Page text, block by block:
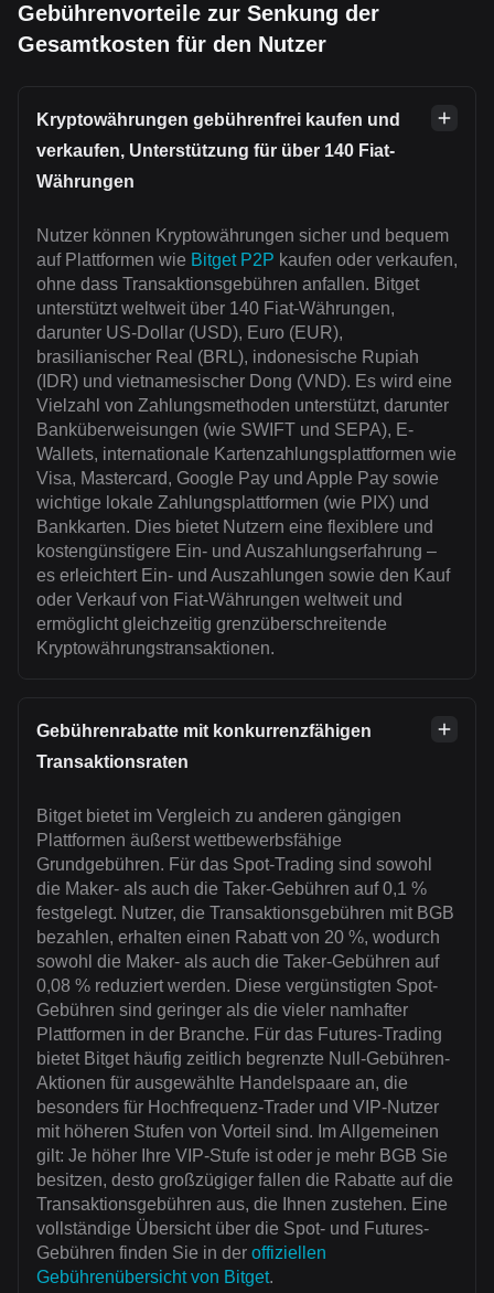
Gebührenvorteile zur Senkung der
Gesamtkosten für den Nutzer
Kryptowährungen gebührenfrei kaufen und
verkaufen, Unterstützung für über 140 Fiat-
Währungen
Nutzer können Kryptowährungen sicher und bequem
auf Plattformen wie Bitget P2P kaufen oder verkaufen,
ohne dass Transaktionsgebühren anfallen. Bitget
unterstützt weltweit über 140 Fiat-Währungen,
darunter US-Dollar (USD), Euro (EUR),
brasilianischer Real (BRL), indonesische Rupiah
(IDR) und vietnamesischer Dong (VND). Es wird eine
Vielzahl von Zahlungsmethoden unterstützt, darunter
Banküberweisungen (wie SWIFT und SEPA), E-
Wallets, internationale Kartenzahlungsplattformen wie
Visa, Mastercard, Google Pay und Apple Pay sowie
wichtige lokale Zahlungsplattformen (wie PIX) und
Bankkarten. Dies bietet Nutzern eine flexiblere und
kostengünstigere Ein- und Auszahlungserfahrung –
es erleichtert Ein- und Auszahlungen sowie den Kauf
oder Verkauf von Fiat-Währungen weltweit und
ermöglicht gleichzeitig grenzüberschreitende
Kryptowährungstransaktionen.
Gebührenrabatte mit konkurrenzfähigen
Transaktionsraten
Bitget bietet im Vergleich zu anderen gängigen
Plattformen äußerst wettbewerbsfähige
Grundgebühren. Für das Spot-Trading sind sowohl
die Maker- als auch die Taker-Gebühren auf 0,1 %
festgelegt. Nutzer, die Transaktionsgebühren mit BGB
bezahlen, erhalten einen Rabatt von 20 %, wodurch
sowohl die Maker- als auch die Taker-Gebühren auf
0,08 % reduziert werden. Diese vergünstigten Spot-
Gebühren sind geringer als die vieler namhafter
Plattformen in der Branche. Für das Futures-Trading
bietet Bitget häufig zeitlich begrenzte Null-Gebühren-
Aktionen für ausgewählte Handelspaare an, die
besonders für Hochfrequenz-Trader und VIP-Nutzer
mit höheren Stufen von Vorteil sind. Im Allgemeinen
gilt: Je höher Ihre VIP-Stufe ist oder je mehr BGB Sie
besitzen, desto großzügiger fallen die Rabatte auf die
Transaktionsgebühren aus, die Ihnen zustehen. Eine
vollständige Übersicht über die Spot- und Futures-
Gebühren finden Sie in der offiziellen
Gebührenübersicht von Bitget.